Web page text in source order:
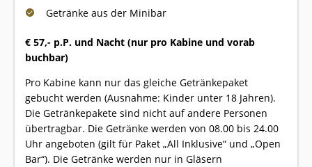
Getränke aus der Minibar
€ 57,- p.P. und Nacht (nur pro Kabine und vorab
buchbar)
Pro Kabine kann nur das gleiche Getränkepaket
gebucht werden (Ausnahme: Kinder unter 18 Jahren).
Die Getränkepakete sind nicht auf andere Personen
übertragbar. Die Getränke werden von 08.00 bis 24.00
Uhr angeboten (gilt für Paket „All Inklusive“ und „Open
Bar“). Die Getränke werden nur in Gläsern